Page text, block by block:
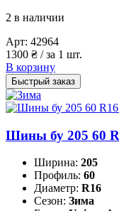
2 в наличии
Арт: 42964
1300 ₴ / за 1 шт.
В корзину
Быстрый заказ
Шины бу 205 60
Ширина: 205
Профиль: 60
Диаметр: R16
Сезон: Зима